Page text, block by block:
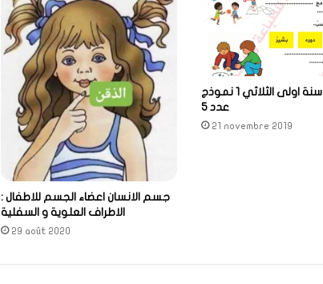
جسم الانسان اعضاء الجسم للاطفال :
الاطراف العلوية و السفلية
29 août 2020
انتاج كتابي سنة اولى الثلاثي 1 نموذج
عدد 5
21 novembre 2019